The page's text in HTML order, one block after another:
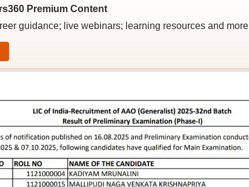
Premium Content
guidance; live webinars; learning resources and more